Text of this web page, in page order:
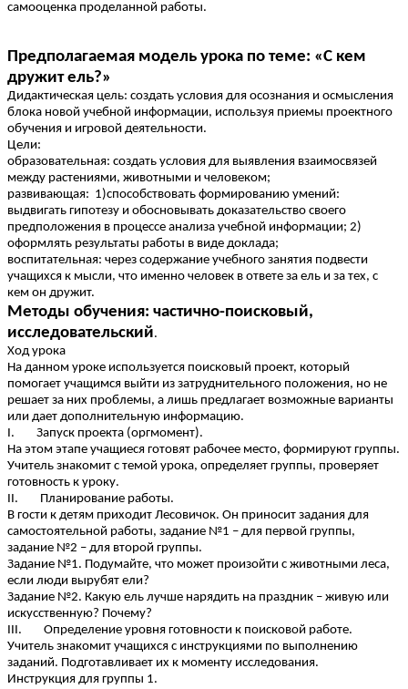
самооценка проделанной работы.
Предполагаемая модель урока по теме: «С кем
дружит ель?»
Дидактическая цель: создать условия для осознания и осмысления
блока новой учебной информации, используя приемы проектного
обучения и игровой деятельности.
Цели:
образовательная: создать условия для выявления взаимосвязей
между растениями, животными и человеком;
развивающая: 1)способствовать формированию умений:
выдвигать гипотезу и обосновывать доказательство своего
предположения в процессе анализа учебной информации; 2)
оформлять результаты работы в виде доклада;
воспитательная: через содержание учебного занятия подвести
учащихся к мысли, что именно человек в ответе за ель и за тех, с
кем он дружит.
Методы обучения: частично-поисковый,
исследовательский.
Ход урока
На данном уроке используется поисковый проект, который
помогает учащимся выйти из затруднительного положения, но не
решает за них проблемы, а лишь предлагает возможные варианты
или дает дополнительную информацию.
I. Запуск проекта (оргмомент).
На этом этапе учащиеся готовят рабочее место, формируют группы.
Учитель знакомит с темой урока, определяет группы, проверяет
готовность к уроку.
II. Планирование работы.
В гости к детям приходит Лесовичок. Он приносит задания для
самостоятельной работы, задание №1 – для первой группы,
задание №2 – для второй группы.
Задание №1. Подумайте, что может произойти с животными леса,
если люди вырубят ели?
Задание №2. Какую ель лучше нарядить на праздник – живую или
искусственную? Почему?
III. Определение уровня готовности к поисковой работе.
Учитель знакомит учащихся с инструкциями по выполнению
заданий. Подготавливает их к моменту исследования.
Инструкция для группы 1.